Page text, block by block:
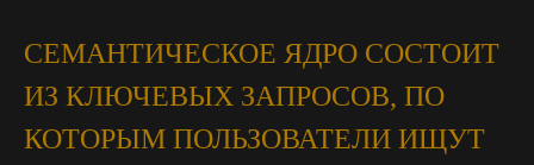
СЕМАНТИЧЕСКОЕ ЯДРО СОСТОИТ
ИЗ КЛЮЧЕВЫХ ЗАПРОСОВ, ПО
КОТОРЫМ ПОЛЬЗОВАТЕЛИ ИЩУТ